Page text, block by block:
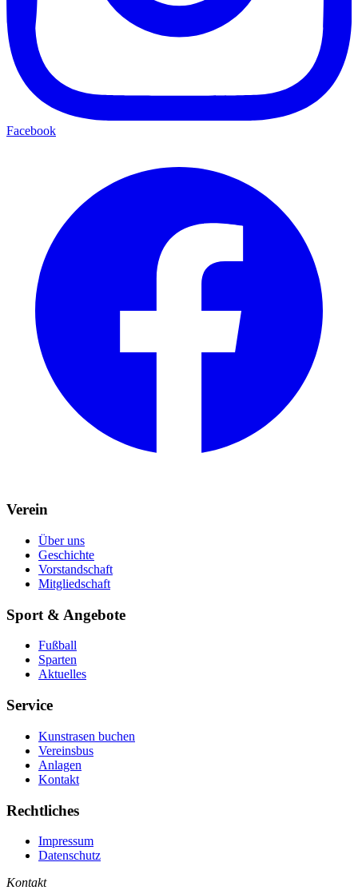
Facebook
Verein
Über uns
Geschichte
Vorstandschaft
Mitgliedschaft
Sport & Angebote
Fußball
Sparten
Aktuelles
Service
Kunstrasen buchen
Vereinsbus
Anlagen
Kontakt
Rechtliches
Impressum
Datenschutz
Kontakt